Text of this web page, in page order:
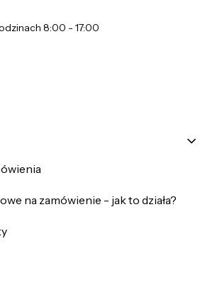
8:00 - 17:00
na zamówienie - jak to działa?